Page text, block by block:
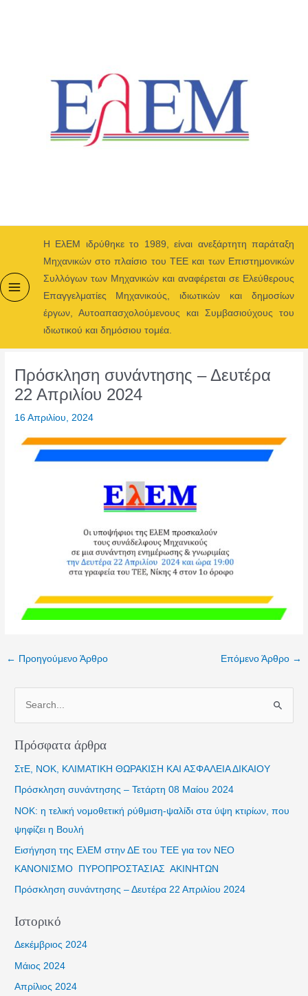
Main
Menu
H ΕλΕΜ ιδρύθηκε το 1989, είναι ανεξάρτητη παράταξη
Μηχανικών στο πλαίσιο του ΤΕΕ και των Επιστημονικών
Συλλόγων των Μηχανικών και αναφέρεται σε Ελεύθερους
Επαγγελματίες Μηχανικούς, ιδιωτικών και δημοσίων
έργων, Αυτοαπασχολούμενους και Συμβασιούχους του
ιδιωτικού και δημόσιου τομέα.
Πρόσκληση συνάντησης – Δευτέρα
22 Απριλίου 2024
16 Απριλίου, 2024
Post
← Προηγούμενο Άρθρο Επόμενο Άρθρο →
ζ
ή
τ
η
σ
η
γ
:
Πρόσφατα άρθρα
ΣτΕ, ΝΟΚ, ΚΛΙΜΑΤΙΚΗ ΘΩΡΑΚΙΣΗ ΚΑΙ ΑΣΦΑΛΕΙΑ ΔΙΚΑΙΟΥ
Πρόσκληση συνάντησης – Τετάρτη 08 Μαίου 2024
ΝΟΚ: η τελική νομοθετική ρύθμιση-ψαλίδι στα ύψη κτιρίων, που
ψηφίζει η Βουλή
Εισήγηση της ΕλΕΜ στην ΔΕ του ΤΕΕ για τον NΕΟ
ΚΑΝΟΝΙΣΜΟ ΠΥΡΟΠΡΟΣΤΑΣΙΑΣ ΑΚΙΝΗΤΩΝ
Πρόσκληση συνάντησης – Δευτέρα 22 Απριλίου 2024
Ιστορικό
Δεκέμβριος 2024
Μάιος 2024
Απρίλιος 2024